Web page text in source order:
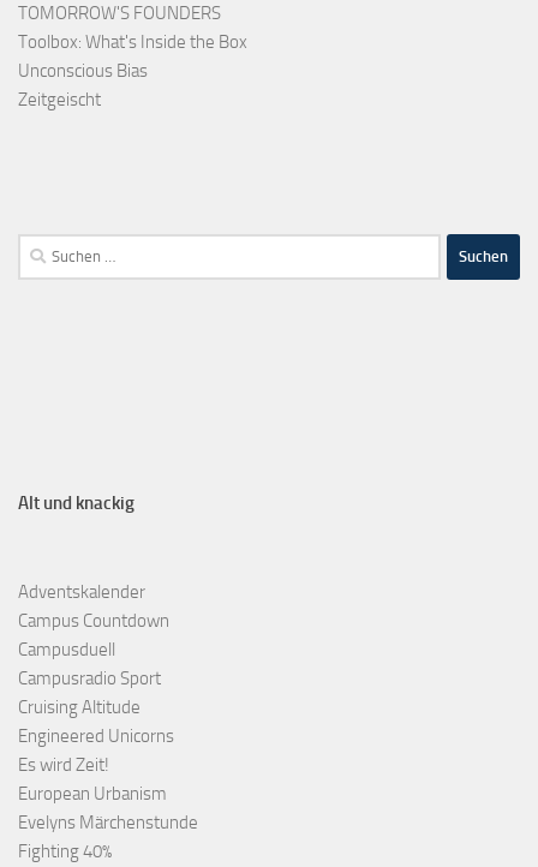
TOMORROW'S FOUNDERS
Toolbox: What's Inside the Box
Unconscious Bias
Zeitgeischt
Alt und knackig
Adventskalender
Campus Countdown
Campusduell
Campusradio Sport
Cruising Altitude
Engineered Unicorns
Es wird Zeit!
European Urbanism
Evelyns Märchenstunde
Fighting 40%